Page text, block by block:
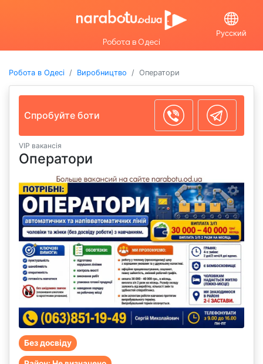
Робота в Одесі
Русский
Робота в Одесі Виробництво Оператори
Спробуйте боти
VIP вакансія
Оператори
Без досвіду